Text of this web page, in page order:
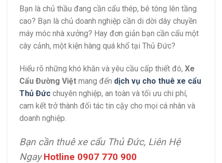
Bạn là chủ thầu đang cần cẩu thép, bê tông lên tầng
cao? Bạn là chủ doanh nghiệp cần di dời dây chuyền
máy móc nhà xưởng? Hay đơn giản bạn cần cẩu một
cây cảnh, một kiện hàng quá khổ tại Thủ Đức?
Hiểu rõ những khó khăn và yêu cầu cấp thiết đó, Xe
Cẩu Đường Việt mang đến dịch vụ cho thuê xe cẩu
Thủ Đức chuyên nghiệp, an toàn và tối ưu chi phí,
cam kết trở thành đối tác tin cậy cho mọi cá nhân và
doanh nghiệp.
Bạn cần thuê xe cẩu Thủ Đức, Liên Hệ
Ngay Hotline 0907 770 900